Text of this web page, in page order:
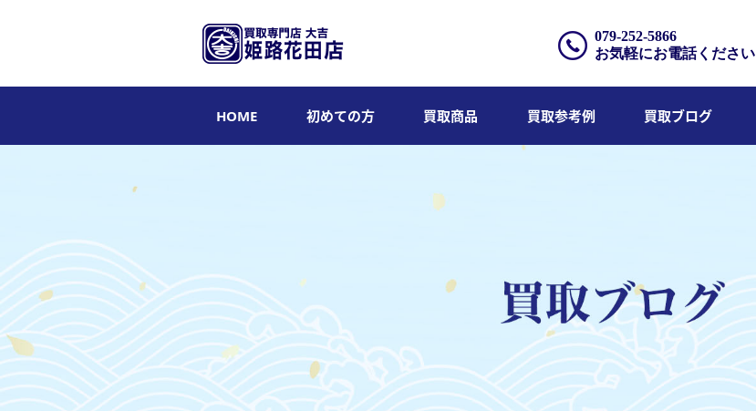
079-252-5866
お気軽にお電話ください
HOME 初めての方 買取商品 買取参考例 買取ブログ